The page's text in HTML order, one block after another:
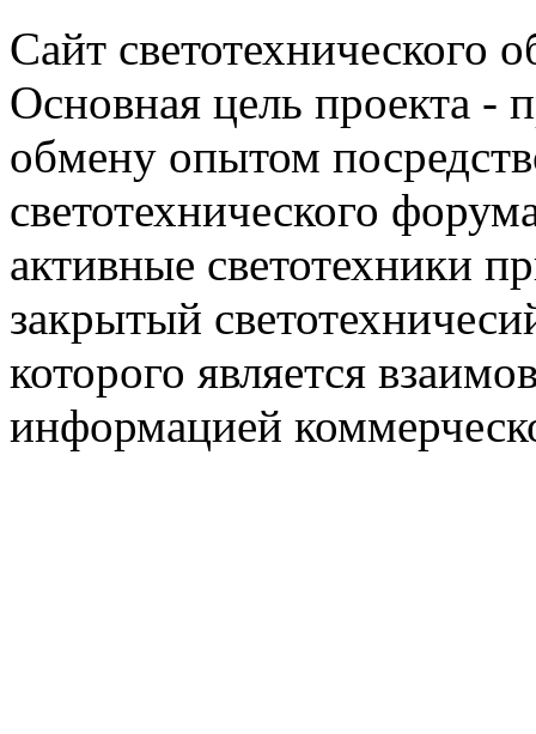
Сайт светотехнического
Основная цель проекта -
обмену опытом
светотехнического
активные светотехники
закрытый
которого является
информацией